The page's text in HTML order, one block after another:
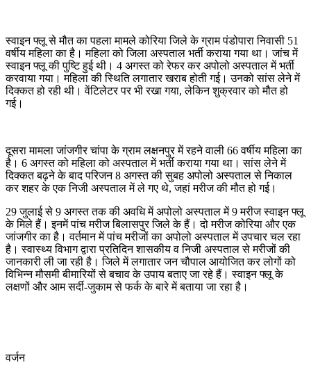
स्वाइन फ्लू से मौत का पहला मामले कोरिया जिले के ग्राम पंडोपारा निवासी 51
वर्षीय महिला का है। महिला को जिला अस्पताल भर्ती कराया गया था। जांच में
स्वाइन फ्लू की पुष्टि हुई थी। 4 अगस्त को रेफर कर अपोलो अस्पताल में भर्ती
करवाया गया। महिला की स्थिति लगातार खराब होती गई। उनको सांस लेने में
दिक्कत हो रही थी। वेंटिलेटर पर भी रखा गया, लेकिन शुक्रवार को मौत हो
गई।
दूसरा मामला जांजगीर चांपा के ग्राम लक्षनपुर में रहने वाली 66 वर्षीय महिला का
है। 6 अगस्त को महिला को अस्पताल में भर्ती कराया गया था। सांस लेने में
दिक्कत बढ़ने के बाद परिजन 8 अगस्त की सुबह अपोलो अस्पताल से निकाल
कर शहर के एक निजी अस्पताल में ले गए थे, जहां मरीज की मौत हो गई।
29 जुलाई से 9 अगस्त तक की अवधि में अपोलो अस्पताल में 9 मरीज स्वाइन फ्लू
के मिले हैं। इनमें पांच मरीज बिलासपुर जिले के हैं। दो मरीज कोरिया और एक
जांजगीर का है। वर्तमान में पांच मरीजों का अपोलो अस्पताल में उपचार चल रहा
है। स्वास्थ्य विभाग द्वारा प्रतिदिन शासकीय व निजी अस्पताल से मरीजों की
जानकारी ली जा रही है। जिले में लगातार जन चौपाल आयोजित कर लोगों को
विभिन्न मौसमी बीमारियों से बचाव के उपाय बताए जा रहे हैं। स्वाइन फ्लू के
लक्षणों और आम सर्दी-जुकाम से फर्क के बारे में बताया जा रहा है।
वर्जन